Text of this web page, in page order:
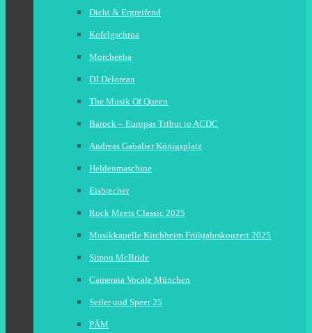
Dicht & Ergreifend
Kofelgschroa
Morcheeba
DJ Delorean
The Musik Of Queen
Barock – Europas Tribut to ACDC
Andreas Gabalier Königsplatz
Heldenmaschine
Eisbrecher
Rock Meets Classic 2025
Musikkapelle Kirchheim Frühjahrskonzert 2025
Simon McBride
Camerata Vocale München
Seiler und Speer 25
PÄM